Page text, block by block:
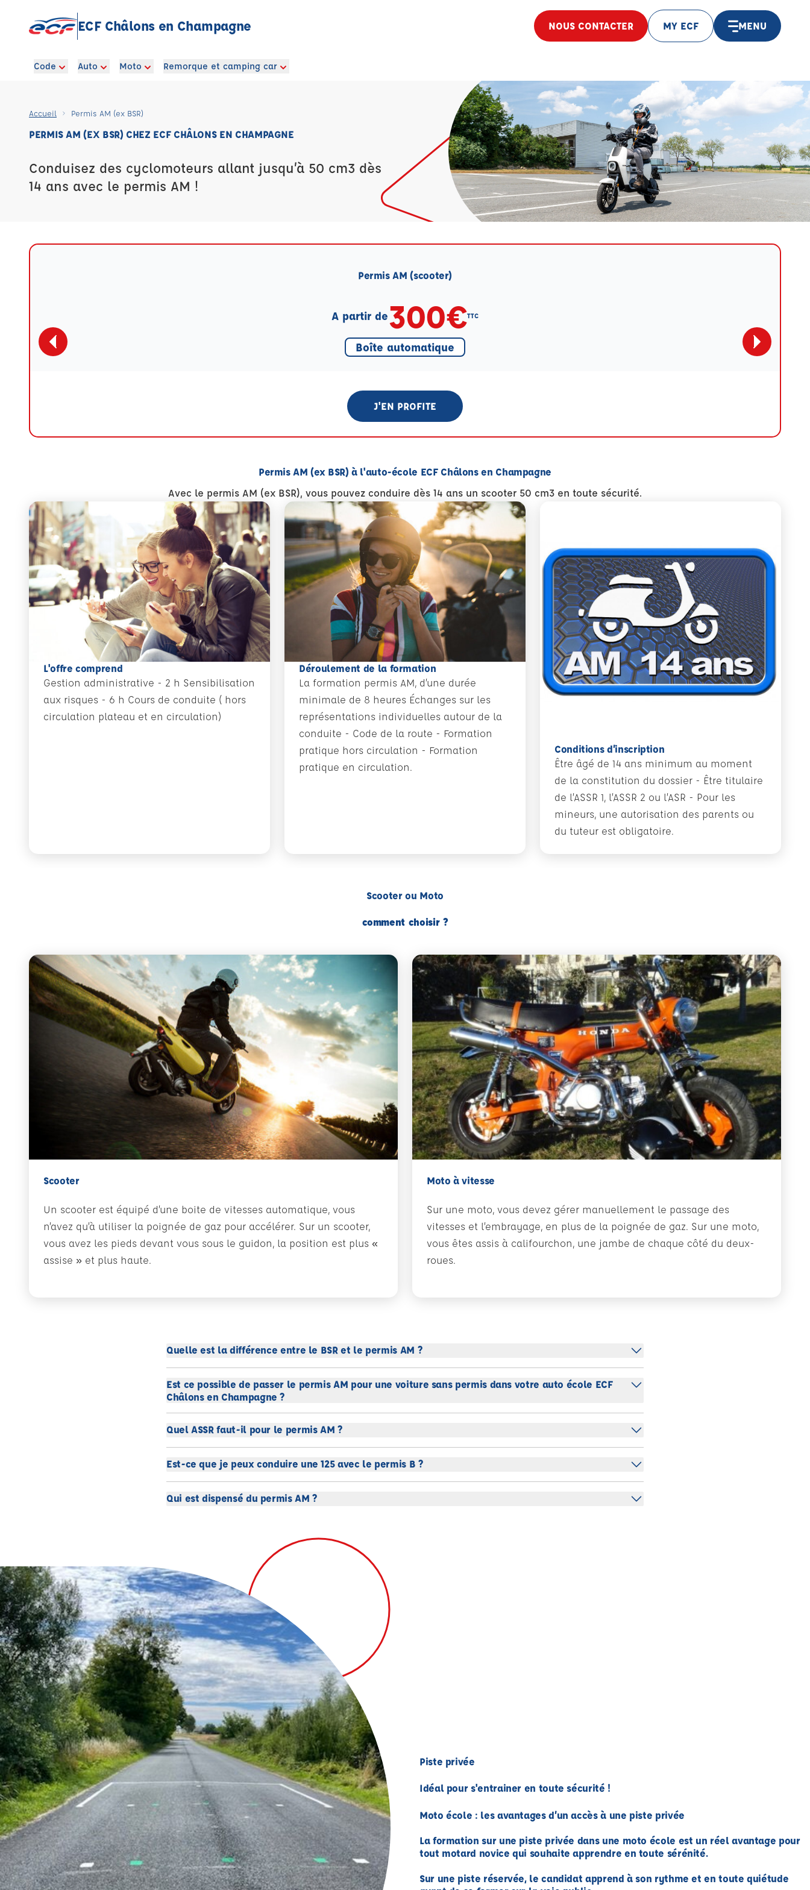
ECF Châlons en Champagne NOUS CONTACTER MY ECF MENU
Code Auto Moto Remorque et camping car
Accueil Permis AM (ex BSR)
PERMIS AM (EX BSR) CHEZ ECF CHÂLONS EN CHAMPAGNE
Conduisez des cyclomoteurs allant jusqu’à 50 cm3 dès
14 ans avec le permis AM !
Permis AM (scooter)
A partir de300€TTC
Boîte automatique
J'EN PROFITE
Permis AM (ex BSR) à l'auto-école ECF Châlons en Champagne
Avec le permis AM (ex BSR), vous pouvez conduire dès 14 ans un scooter 50 cm3 en toute sécurité.
L'offre comprend
Gestion administrative - 2 h Sensibilisation
aux risques - 6 h Cours de conduite ( hors
circulation plateau et en circulation)
Déroulement de la formation
La formation permis AM, d’une durée
minimale de 8 heures Échanges sur les
représentations individuelles autour de la
conduite - Code de la route - Formation
pratique hors circulation - Formation
pratique en circulation.
Conditions d’inscription
Être âgé de 14 ans minimum au moment
de la constitution du dossier - Être titulaire
de l’ASSR 1, l’ASSR 2 ou l’ASR - Pour les
mineurs, une autorisation des parents ou
du tuteur est obligatoire.
Scooter ou Moto
comment choisir ?
Scooter
Un scooter est équipé d’une boite de vitesses automatique, vous
n’avez qu’à utiliser la poignée de gaz pour accélérer. Sur un scooter,
vous avez les pieds devant vous sous le guidon, la position est plus «
assise » et plus haute.
Moto à vitesse
Sur une moto, vous devez gérer manuellement le passage des
vitesses et l’embrayage, en plus de la poignée de gaz. Sur une moto,
vous êtes assis à califourchon, une jambe de chaque côté du deux-
roues.
Quelle est la différence entre le BSR et le permis AM ?
Est ce possible de passer le permis AM pour une voiture sans permis dans votre auto école ECF
Châlons en Champagne ?
Quel ASSR faut-il pour le permis AM ?
Est-ce que je peux conduire une 125 avec le permis B ?
Qui est dispensé du permis AM ?
Piste privée
Idéal pour s'entrainer en toute sécurité !
Moto école : les avantages d’un accès à une piste privée
La formation sur une piste privée dans une moto école est un réel avantage pour
tout motard novice qui souhaite apprendre en toute sérénité.
Sur une piste réservée, le candidat apprend à son rythme et en toute quiétude